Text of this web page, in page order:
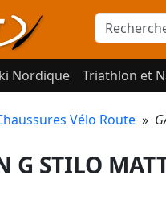
Nordique Triathlon et
Vélo Route »
G STILO